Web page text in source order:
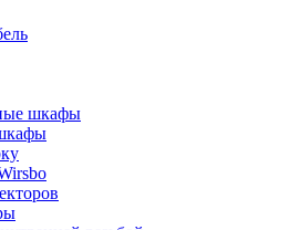
шкафы